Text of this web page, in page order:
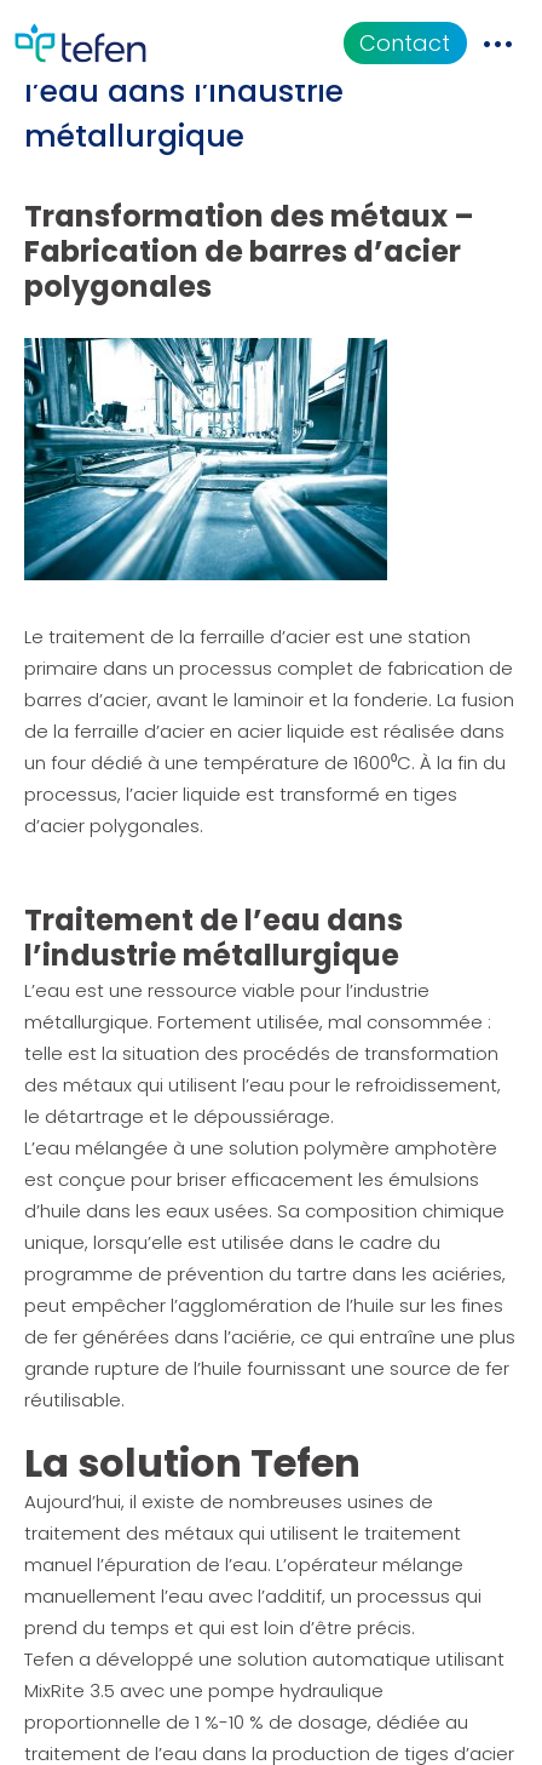
Contact
CATALOGUE
Documentation
Étude de cas – Traitement de
l’eau dans l’industrie
métallurgique
Transformation des métaux –
Fabrication de barres d’acier
polygonales
Le traitement de la ferraille d’acier est une station
primaire dans un processus complet de fabrication de
barres d’acier, avant le laminoir et la fonderie. La fusion
de la ferraille d’acier en acier liquide est réalisée dans
un four dédié à une température de 1600⁰C. À la fin du
processus, l’acier liquide est transformé en tiges
d’acier polygonales.
Traitement de l’eau dans
l’industrie métallurgique
L’eau est une ressource viable pour l’industrie
métallurgique. Fortement utilisée, mal consommée :
telle est la situation des procédés de transformation
des métaux qui utilisent l’eau pour le refroidissement,
le détartrage et le dépoussiérage.
L’eau mélangée à une solution polymère amphotère
est conçue pour briser efficacement les émulsions
d’huile dans les eaux usées. Sa composition chimique
unique, lorsqu’elle est utilisée dans le cadre du
programme de prévention du tartre dans les aciéries,
peut empêcher l’agglomération de l’huile sur les fines
de fer générées dans l’aciérie, ce qui entraîne une plus
grande rupture de l’huile fournissant une source de fer
réutilisable.
La solution Tefen
Aujourd’hui, il existe de nombreuses usines de
traitement des métaux qui utilisent le traitement
manuel l’épuration de l’eau. L’opérateur mélange
manuellement l’eau avec l’additif, un processus qui
prend du temps et qui est loin d’être précis.
Tefen a développé une solution automatique utilisant
MixRite 3.5 avec une pompe hydraulique
proportionnelle de 1 %-10 % de dosage, dédiée au
traitement de l’eau dans la production de tiges d’acier